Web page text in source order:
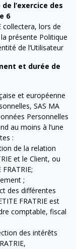
l’exercice des
6
collectera, lors de
présente Politique
de l’Utilisateur
et durée de
et européenne
SAS MA
Personnelles
au moins à l’une
:
de la relation
et le Client, ou
;
des différentes
FRATRIE est
comptable, fiscal
des intérêts